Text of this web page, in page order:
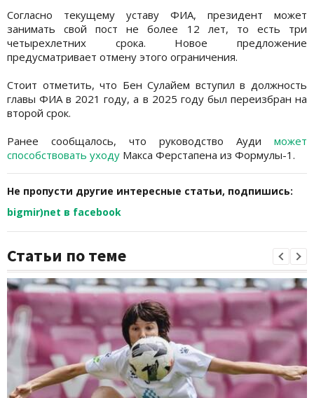
Согласно текущему уставу ФИА, президент может
занимать свой пост не более 12 лет, то есть три
четырехлетних срока. Новое предложение
предусматривает отмену этого ограничения.
Стоит отметить, что Бен Сулайем вступил в должность
главы ФИА в 2021 году, а в 2025 году был переизбран на
второй срок.
Ранее сообщалось, что руководство Ауди может
способствовать уходу Макса Ферстапена из Формулы-1.
Не пропусти другие интересные статьи, подпишись:
bigmir)net в facebook
Статьи по теме